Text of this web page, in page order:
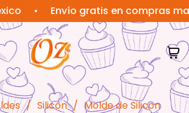
• Envío gratis en compras
/ Silicón / Molde de Silicon